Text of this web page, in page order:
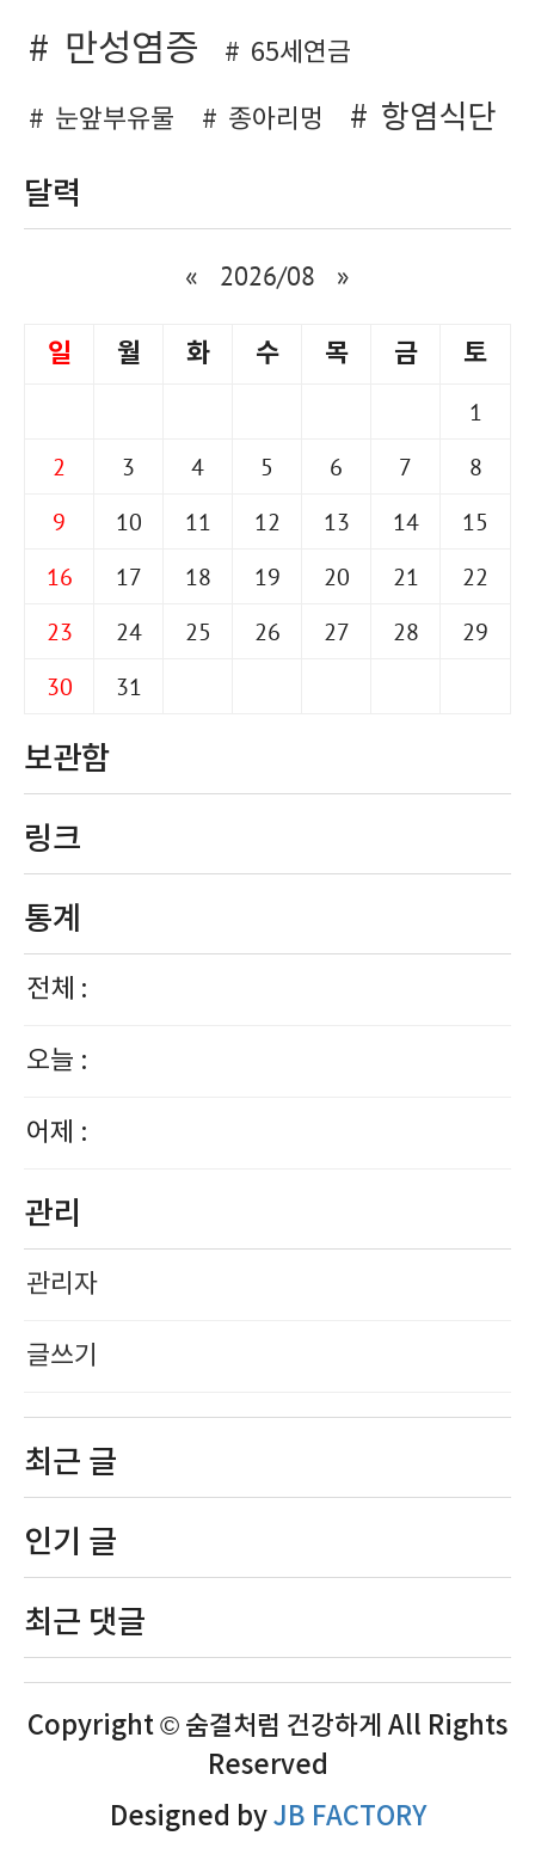
만성염증 65세연금
눈앞부유물 종아리멍 항염식단
달력
« 2026/08 »
일 월 화 수 목 금 토
1
2
3 4 5 6 7
8
9
10 11 12 13 14
15
16
17 18 19 20 21
22
23
24 25 26 27 28
29
30
31
보관함
링크
통계
전체 :
오늘 :
어제 :
관리
관리자
글쓰기
최근 글
인기 글
최근 댓글
Copyright © 숨결처럼 건강하게 All Rights
Reserved
Designed byJB FACTORY